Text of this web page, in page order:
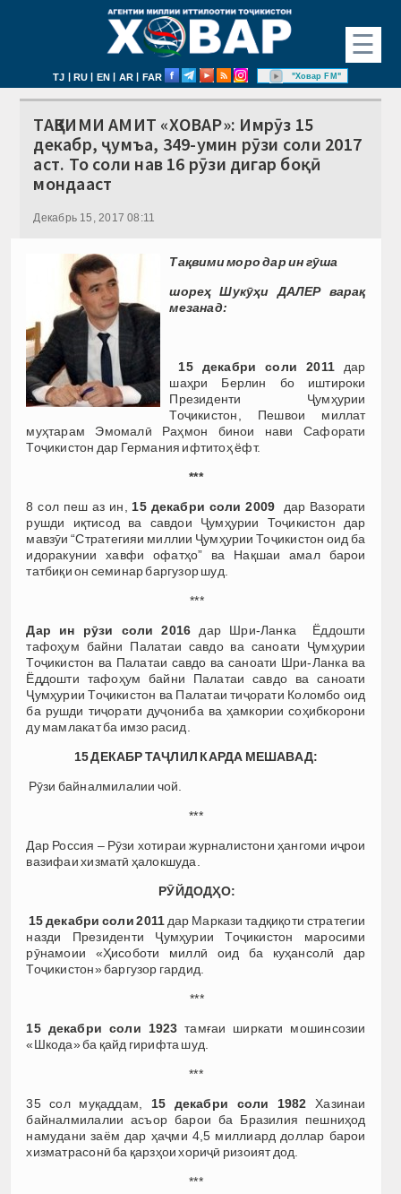
☰
TJ | RU | EN | AR | FAR "Ховар FM"
ТАҚВИМИ АМИТ «ХОВАР»: Имрӯз 15
декабр, ҷумъа, 349-умин рӯзи соли 2017
аст. То соли нав 16 рӯзи дигар боқӣ
мондааст
Декабрь 15, 2017 08:11
Тақвими моро дар ин гӯша
шореҳ Шукӯҳи ДАЛЕР варақ
мезанад:
15 декабри соли 2011дар
шаҳри Берлин бо иштироки
Президенти Ҷумҳурии
Тоҷикистон, Пешвои миллат
муҳтарам Эмомалӣ Раҳмон бинои нави Сафорати
Тоҷикистон дар Германия ифтитоҳ ёфт.
***
8 сол пеш аз ин, 15 декабри соли 2009 дар Вазорати
рушди иқтисод ва савдои Ҷумҳурии Тоҷикистон дар
мавзӯи “Стратегияи миллии Ҷумҳурии Тоҷикистон оид ба
идоракунии хавфи офатҳо” ва Нақшаи амал барои
татбиқи он семинар баргузор шуд.
***
Дар ин рӯзи соли 2016 дар Шри-Ланка Ёддошти
тафоҳум байни Палатаи савдо ва саноати Ҷумҳурии
Тоҷикистон ва Палатаи савдо ва саноати Шри-Ланка ва
Ёддошти тафоҳум байни Палатаи савдо ва саноати
Ҷумҳурии Тоҷикистон ва Палатаи тиҷорати Коломбо оид
ба рушди тиҷорати дуҷониба ва ҳамкории соҳибкорони
ду мамлакат ба имзо расид.
15 ДЕКАБР ТАҶЛИЛ КАРДА МЕШАВАД:
Рӯзи байналмилалии чой.
***
Дар Россия – Рӯзи хотираи журналистони ҳангоми иҷрои
вазифаи хизматӣ ҳалокшуда.
РӮЙДОДҲО:
15 декабри соли 2011 дар Маркази тадқиқоти стратегии
назди Президенти Ҷумҳурии Тоҷикистон маросими
рӯнамоии «Ҳисоботи миллӣ оид ба куҳансолӣ дар
Тоҷикистон» баргузор гардид.
***
15 декабри соли 1923 тамғаи ширкати мошинсозии
«Шкода» ба қайд гирифта шуд.
***
35 сол муқаддам, 15 декабри соли 1982Хазинаи
байналмилалии асъор барои ба Бразилия пешниҳод
намудани заём дар ҳаҷми 4,5 миллиард доллар барои
хизматрасонӣ ба қарзҳои хориҷӣ ризоият дод.
***